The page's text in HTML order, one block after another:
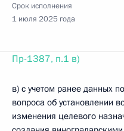
Срок исполнения
1 июля 2025 года
Пр-1387, п.1 в)
в) с учетом ранее данных
вопроса об установлении
изменения целевого